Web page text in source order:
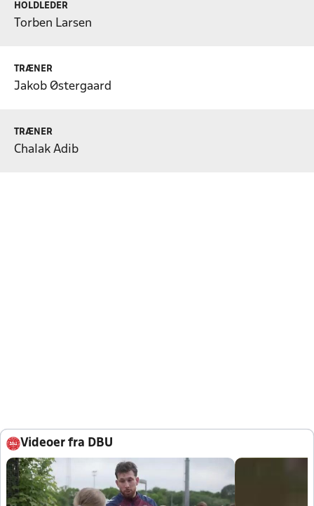
HOLDLEDER
Torben Larsen
TRÆNER
Jakob Østergaard
TRÆNER
Chalak Adib
Videoer fra DBU